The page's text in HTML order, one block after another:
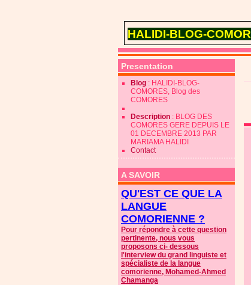
HALIDI-BLOG-
Presentation
Blog : HALIDI-BLOG-
COMORES, Blog des
COMORES
Description : BLOG DES
COMORES GERE DEPUIS LE
01 DECEMBRE 2013 PAR
MARIAMA HALIDI
Contact
A SAVOIR
QU'EST CE QUE LA
LANGUE
COMORIENNE ?
Pour répondre à cette question
pertinente, nous vous
proposons ci- dessous
l'interview du grand linguiste et
spécialiste de la langue
comorienne, Mohamed-Ahmed
Chamanga